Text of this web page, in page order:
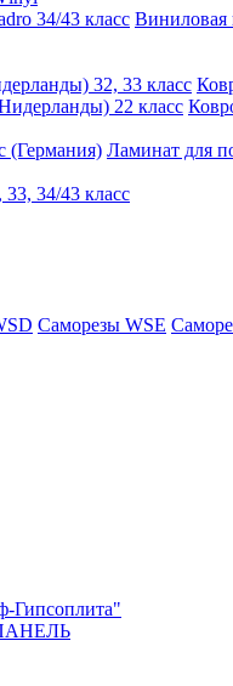
34/43 класс Виниловая
32, 33 класс
22 класс
(Германия) Ламинат для
34/43 класс
Саморезы WSE
Гипсоплита"